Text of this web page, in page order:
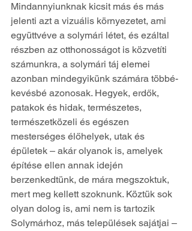
Mindannyiunknak kicsit más és más
jelenti azt a vizuális környezetet, ami
együttvéve a solymári létet, és ezáltal
részben az otthonosságot is közvetíti
számunkra, a solymári táj elemei
azonban mindegyikünk számára többé-
kevésbé azonosak. Hegyek, erdők,
patakok és hidak, természetes,
természetközeli és egészen
mesterséges élőhelyek, utak és
épületek – akár olyanok is, amelyek
építése ellen annak idején
berzenkedtünk, de mára megszoktuk,
mert meg kellett szoknunk. Köztük sok
olyan dolog is, ami nem is tartozik
Solymárhoz, más települések sajátjai –